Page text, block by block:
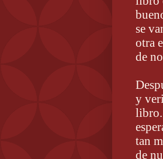
se
otra
de
y
libro.
tan
de